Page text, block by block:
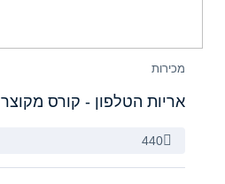
מכירות
אריות הטלפון - קורס מקוצר
440